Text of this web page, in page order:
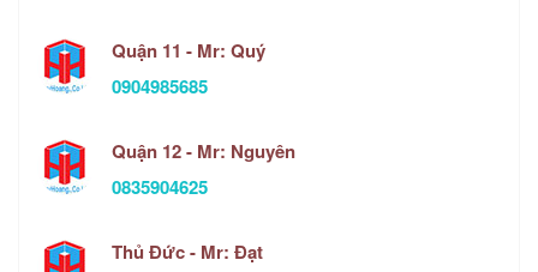
Quận 11 - Mr: Quý
0904985685
Quận 12 - Mr: Nguyên
0835904625
Thủ Đức - Mr: Đạt